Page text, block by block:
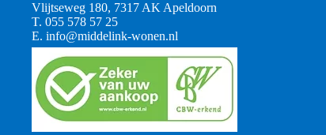
Vlijtseweg 180, 7317 AK Apeldoorn
T. 055 578 57 25
E. info@middelink-wonen.nl